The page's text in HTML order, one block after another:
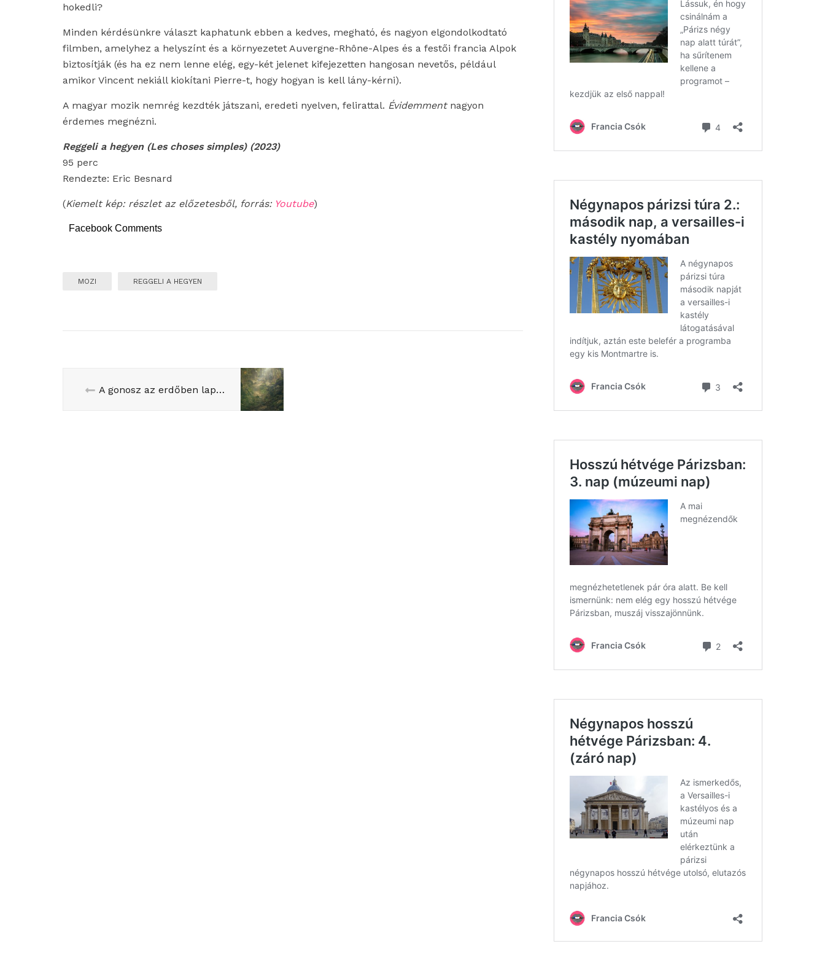
hokedli?
Minden kérdésünkre választ kaphatunk ebben a kedves, megható, és nagyon elgondolkodtató
filmben, amelyhez a helyszínt és a környezetet Auvergne-Rhône-Alpes és a festői francia Alpok
biztosítják (és ha ez nem lenne elég, egy-két jelenet kifejezetten hangosan nevetős, például
amikor Vincent nekiáll kiokítani Pierre-t, hogy hogyan is kell lány-kérni).
A magyar mozik nemrég kezdték játszani, eredeti nyelven, felirattal. Évidemmentnagyon
érdemes megnézni.
Reggeli a hegyen (Les choses simples) (2023)
95 perc
Rendezte: Eric Besnard
(Kiemelt kép: részlet az előzetesből, forrás: Youtube)
Facebook Comments
MOZI REGGELI A HEGYEN
A gonosz az erdőben lapul… vagy mégsem?